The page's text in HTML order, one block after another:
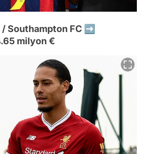
/ Southampton FC ➡️
milyon €